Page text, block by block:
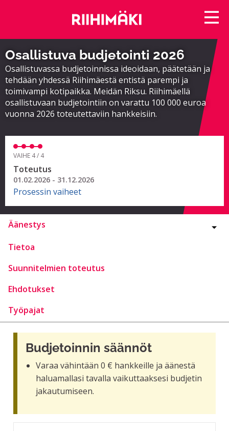
Osallistuva budjetointi 2026
Osallistuvassa budjetoinnissa ideoidaan, päätetään ja
tehdään yhdessä Riihimäestä entistä parempi ja
toimivampi kotipaikka. Meidän Riksu. Riihimäellä
osallistuvaan budjetointiin on varattu 100 000 euroa
vuonna 2026 toteutettaviin hankkeisiin.
VAIHE 4 / 4
Toteutus
01.02.2026 - 31.12.2026
Prosessin vaiheet
Äänestys
Tietoa
Suunnitelmien toteutus
Ehdotukset
Työpajat
Budjetoinnin säännöt
Varaa vähintään 0 € hankkeille ja äänestä
haluamallasi tavalla vaikuttaaksesi budjetin
jakautumiseen.